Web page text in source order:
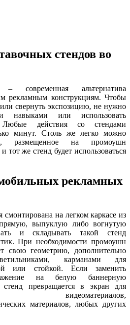
стендов во
современная альтернатива
рекламным конструкциям. Чтобы
или свернуть экспозицию, не нужно
навыками или использовать
Любые действия со стендами
минут. Столь же легко можно
размещенное на промоушн
тот же стенд будет использоваться
рекламных
смонтирована на легком каркасе из
выпуклую либо вогнутую
и складывать такой стенд
При необходимости промоушн
свою геометрию, дополнительно
карманами для
или стойкой. Если заменить
на белую баннерную
превращается в экран для
видеоматериалов,
материалов, любых других